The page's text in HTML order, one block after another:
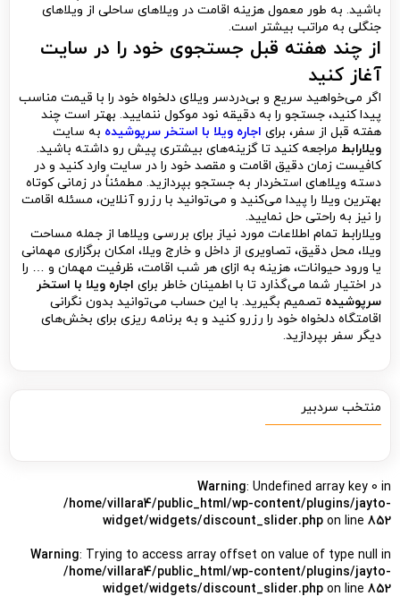
باشید. به طور معمول هزینه اقامت در ویلاهای ساحلی از ویلاهای
جنگلی به مراتب بیشتر است.
از چند هفته قبل جستجوی خود را در سایت
آغاز کنید
اگر می‌خواهید سریع و بی‌دردسر ویلای دلخواه خود را با قیمت مناسب
پیدا کنید، جستجو را به دقیقه نود موکول ننمایید. بهتر است چند
هفته قبل از سفر، برای اجاره ویلا با استخر سرپوشیده به سایت
ویلارابط مراجعه کنید تا گزینه‌های بیشتری پیش رو داشته باشید.
کافیست زمان دقیق اقامت و مقصد خود را در سایت وارد کنید و در
دسته ویلاهای استخردار به جستجو بپردازید. مطمئناً در زمانی کوتاه
بهترین ویلا را پیدا می‌کنید و می‌توانید با رزرو آنلاین، مسئله اقامت
را نیز به راحتی حل نمایید.
ویلارابط تمام اطلاعات مورد نیاز برای بررسی ویلاها از جمله مساحت
ویلا، محل دقیق، تصاویری از داخل و خارج ویلا، امکان برگزاری مهمانی
یا ورود حیوانات، هزینه به ازای هر شب اقامت، ظرفیت مهمان و … را
در اختیار شما می‌گذارد تا با اطمینان خاطر برای اجاره ویلا با استخر
سرپوشیده تصمیم بگیرید. با این حساب می‌توانید بدون نگرانی
اقامتگاه دلخواه خود را رزرو کنید و به برنامه ریزی برای بخش‌های
دیگر سفر بپردازید.
منتخب سردبیر
Warning: Undefined array key 0 in
/home/villara4/public_html/wp-content/plugins/jayto-
widget/widgets/discount_slider.php on line 852
Warning: Trying to access array offset on value of type null in
/home/villara4/public_html/wp-content/plugins/jayto-
widget/widgets/discount_slider.php on line 852